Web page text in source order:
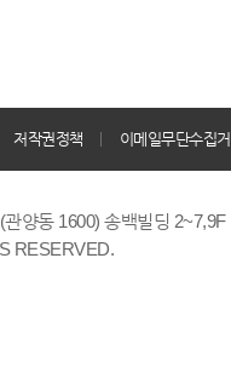
저작권정책 이메일무단수집
양동 1600) 송백빌딩
RESERVED.